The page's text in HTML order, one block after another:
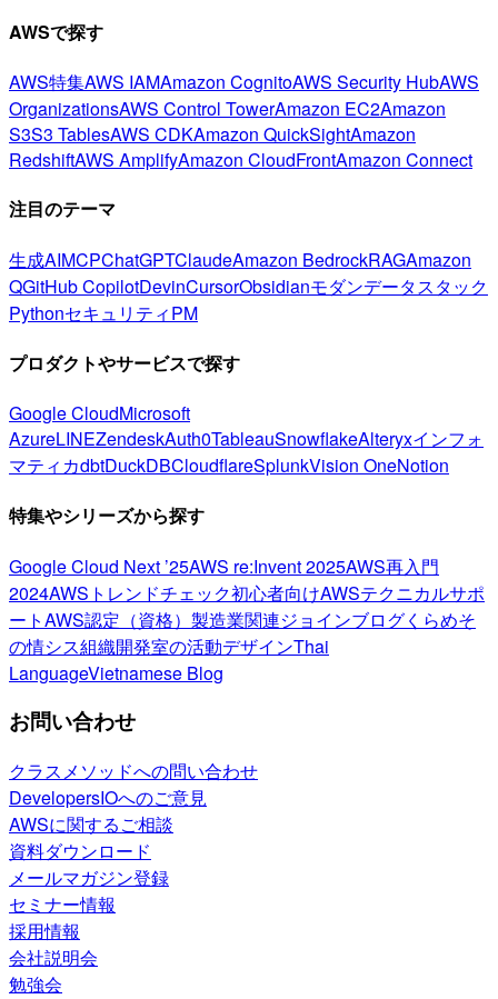
AWSで探す
AWS特集AWS IAMAmazon CognitoAWS Security HubAWS
OrganizationsAWS Control TowerAmazon EC2Amazon
S3S3 TablesAWS CDKAmazon QuickSightAmazon
RedshiftAWS AmplifyAmazon CloudFrontAmazon Connect
注目のテーマ
生成AIMCPChatGPTClaudeAmazon BedrockRAGAmazon
QGitHub CopilotDevinCursorObsidianモダンデータスタック
PythonセキュリティPM
プロダクトやサービスで探す
Google CloudMicrosoft
AzureLINEZendeskAuth0TableauSnowflakeAlteryxインフォ
マティカdbtDuckDBCloudflareSplunkVision OneNotion
特集やシリーズから探す
Google Cloud Next ’25AWS re:Invent 2025AWS再入門
2024AWSトレンドチェック初心者向けAWSテクニカルサポ
ートAWS認定（資格） 製造業関連ジョインブログくらめそ
の情シス組織開発室の活動デザインThai
LanguageVietnamese Blog
お問い合わせ
クラスメソッドへの問い合わせ
DevelopersIOへのご意見
AWSに関するご相談
資料ダウンロード
メールマガジン登録
セミナー情報
採用情報
会社説明会
勉強会